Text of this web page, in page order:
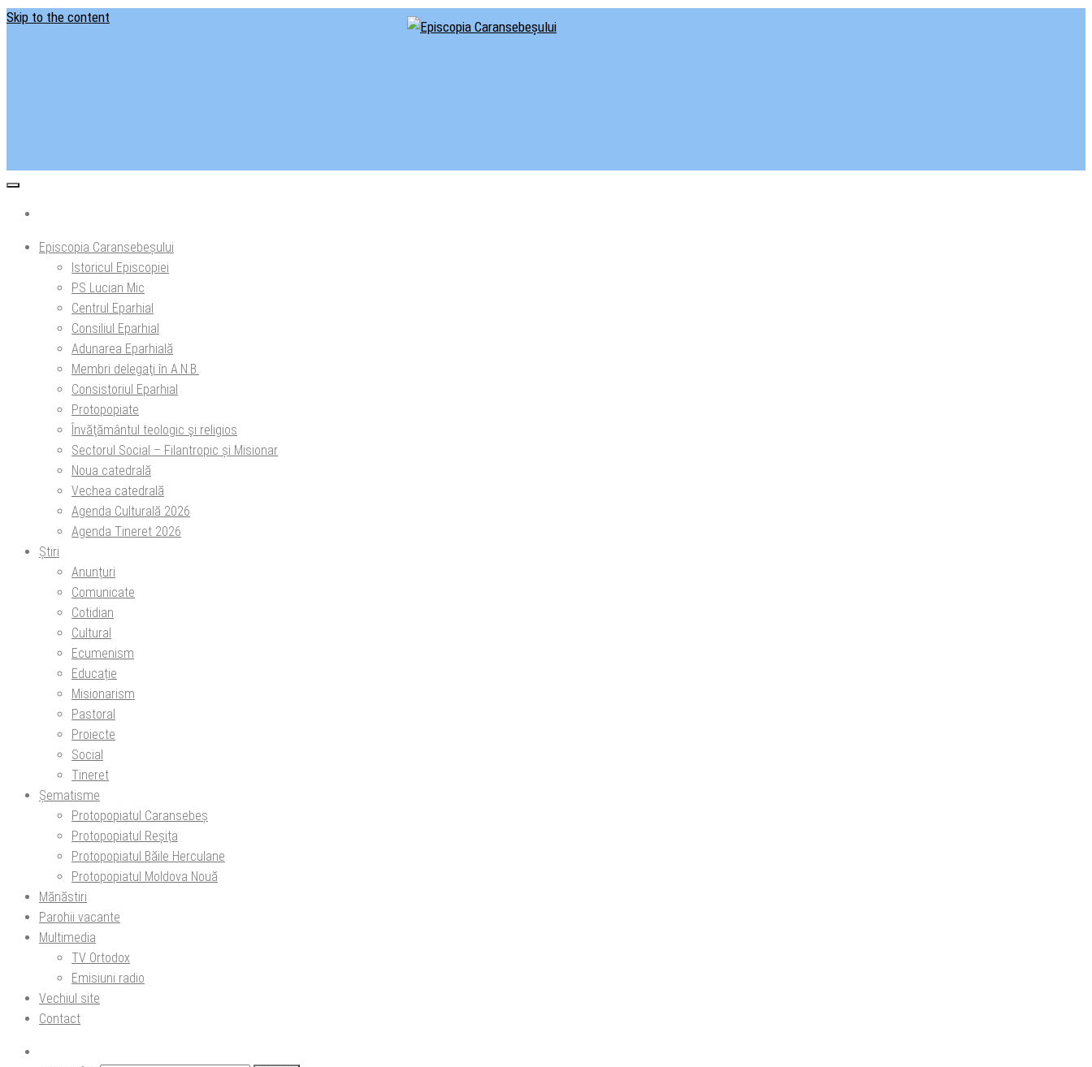
Skip to the content
Episcopia Caransebeșului
Istoricul Episcopiei
PS Lucian Mic
Centrul Eparhial
Consiliul Eparhial
Adunarea Eparhială
Membri delegaţi în A.N.B.
Consistoriul Eparhial
Protopopiate
Învăţământul teologic şi religios
Sectorul Social – Filantropic și Misionar
Noua catedrală
Vechea catedrală
Agenda Culturală 2026
Agenda Tineret 2026
Știri
Anunțuri
Comunicate
Cotidian
Cultural
Ecumenism
Educație
Misionarism
Pastoral
Proiecte
Social
Tineret
Șematisme
Protopopiatul Caransebeș
Protopopiatul Reșița
Protopopiatul Băile Herculane
Protopopiatul Moldova Nouă
Mănăstiri
Parohii vacante
Multimedia
TV Ortodox
Emisiuni radio
Vechiul site
Contact